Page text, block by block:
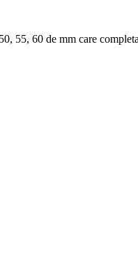
55, 60 de mm care